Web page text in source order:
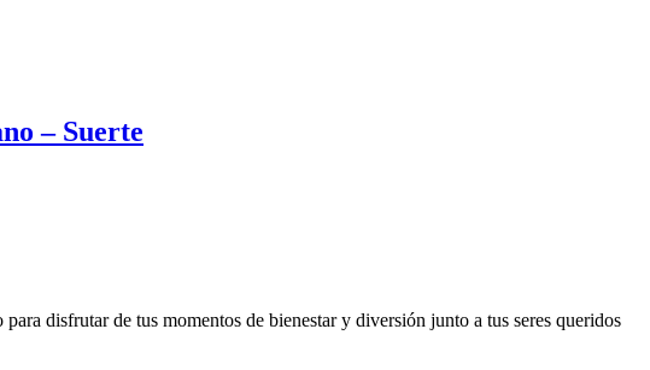
– Suerte
disfrutar de tus momentos de bienestar y diversión junto a tus seres queridos